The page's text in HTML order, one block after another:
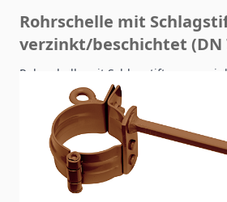
Rohrschelle mit
verzinkt/beschichtet (DN
Rohrschelle mit Schlagstift aus
Beschichtung für Regenfallrohre DN
Artikelnummer 83618